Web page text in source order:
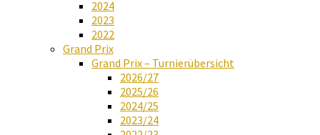
2024
2023
2022
Grand Prix
Grand Prix – Turnierübersicht
2026/27
2025/26
2024/25
2023/24